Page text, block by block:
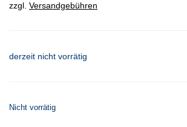
zzgl. Versandgebühren
derzeit nicht vorrätig
Nicht vorrätig